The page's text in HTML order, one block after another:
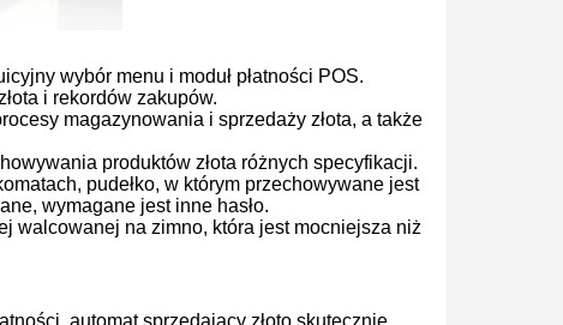
wybór menu i moduł płatności POS.
i rekordów zakupów.
magazynowania i sprzedaży złota, a także
produktów złota różnych specyfikacji.
pudełko, w którym przechowywane jest
wymagane jest inne hasło.
walcowanej na zimno, która jest mocniejsza niż
automat sprzedający złoto skutecznie